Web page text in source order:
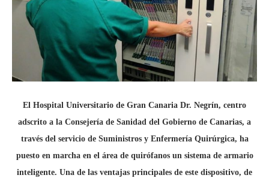
El Hospital Universitario de Gran Canaria Dr. Negrín, centro
adscrito a la Consejería de Sanidad del Gobierno de Canarias, a
través del servicio de Suministros y Enfermería Quirúrgica, ha
puesto en marcha en el área de quirófanos un sistema de armario
inteligente. Una de las ventajas principales de este dispositivo, de